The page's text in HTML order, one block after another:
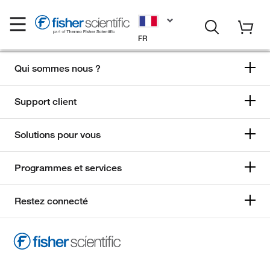
FR
Qui sommes nous ?
Support client
Solutions pour vous
Programmes et services
Restez connecté